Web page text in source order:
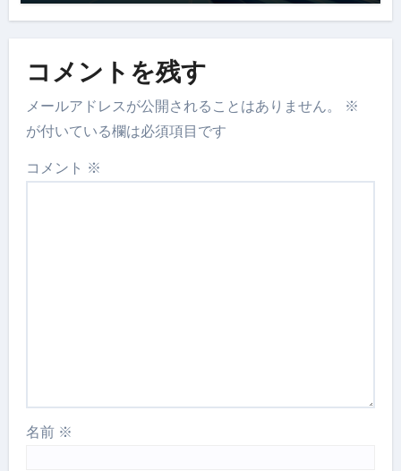
コメントを残す
メールアドレスが公開されることはありません。
※
が付いている欄は必須項目です
コメント ※
名前 ※